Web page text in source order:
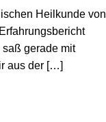
Heilkunde von
gerade mit
aus der […]